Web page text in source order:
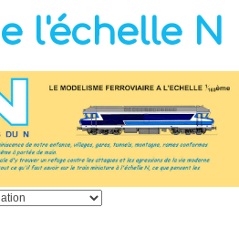
l'échelle N